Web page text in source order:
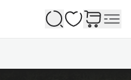
Обране